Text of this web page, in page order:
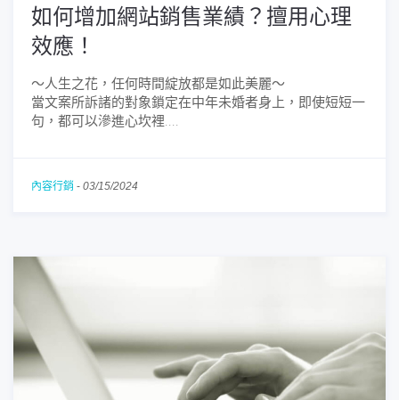
如何增加網站銷售業績？擅用心理
效應！
～人生之花，任何時間綻放都是如此美麗～
當文案所訴諸的對象鎖定在中年未婚者身上，即使短短一
句，都可以滲進心坎裡....
內容行銷 - 03/15/2024